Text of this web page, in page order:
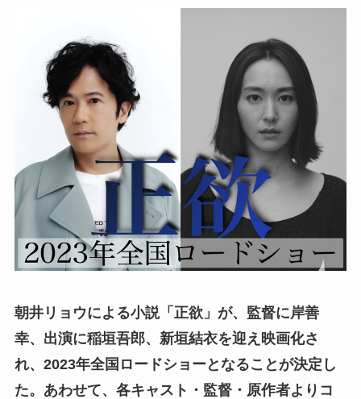
朝井リョウによる小説「正欲」が、監督に岸善
幸、出演に稲垣吾郎、新垣結衣を迎え映画化さ
れ、2023年全国ロードショーとなることが決定し
た。あわせて、各キャスト・監督・原作者よりコ